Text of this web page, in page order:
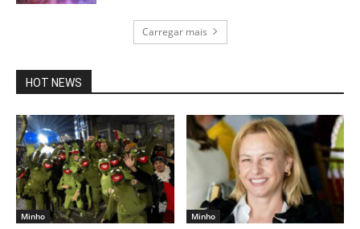
Carregar mais
HOT NEWS
Minho Minho